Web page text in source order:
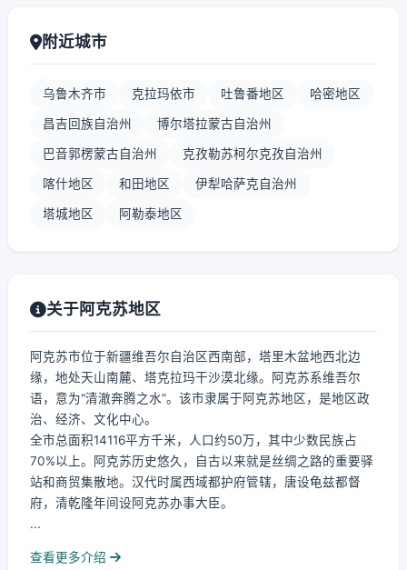
附近城市
乌鲁木齐市 克拉玛依市 吐鲁番地区 哈密地区
昌吉回族自治州 博尔塔拉蒙古自治州
巴音郭楞蒙古自治州 克孜勒苏柯尔克孜自治州
喀什地区 和田地区 伊犁哈萨克自治州
塔城地区 阿勒泰地区
关于阿克苏地区
阿克苏市位于新疆维吾尔自治区西南部，塔里木盆地西北边
缘，地处天山南麓、塔克拉玛干沙漠北缘。阿克苏系维吾尔
语，意为“清澈奔腾之水”。该市隶属于阿克苏地区，是地区政
治、经济、文化中心。
全市总面积14116平方千米，人口约50万，其中少数民族占
70%以上。阿克苏历史悠久，自古以来就是丝绸之路的重要驿
站和商贸集散地。汉代时属西域都护府管辖，唐设龟兹都督
府，清乾隆年间设阿克苏办事大臣。
...
查看更多介绍